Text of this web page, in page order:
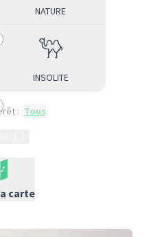
NATURE
INSOLITE
: Tous
carte